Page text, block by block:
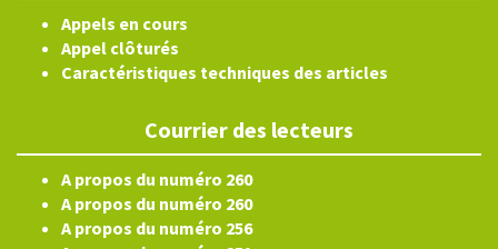
Appels en cours
Appel clôturés
Caractéristiques techniques des articles
Courrier des lecteurs
A propos du numéro 260
A propos du numéro 260
A propos du numéro 256